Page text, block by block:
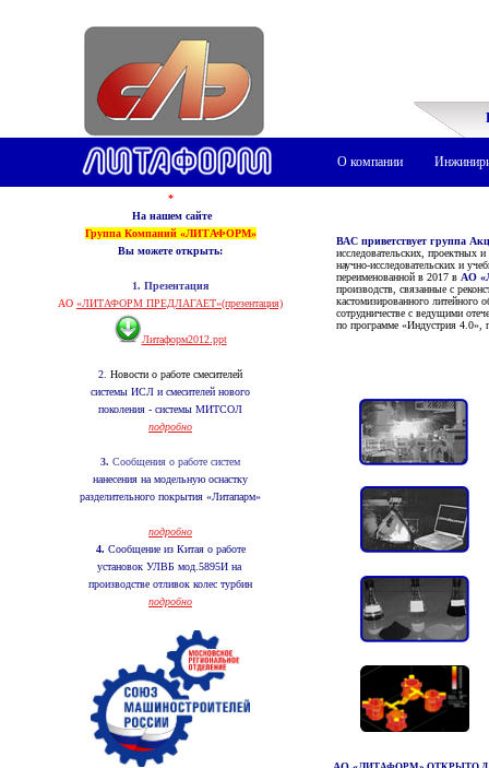
О компании
*
На нашем сайте
Группа Компаний «ЛИТАФОРМ»
Вы можете открыть:
1. Презентация
АО «ЛИТАФОРМ ПРЕДЛАГАЕТ»(презентация)
Литаформ2012.ppt
2. Новости о работе смесителей
системы ИСЛ и смесителей нового
поколения - системы МИТСОЛ
подробно
3. Сообщения о работе систем
нанесения на модельную оснастку
разделительного покрытия «Литапарм»
подробно
4. Сообщение из Китая о работе
установок УЛВБ мод.5895И на
производстве отливок колес турбин
подробно
ВАС приветствует
исследовательских, проектных
научно-исследовательских и
переименованной в 2017 в АО
производств, связанные с
кастомизированного литейного
сотрудничестве с ведущими
по программе «Индустрия 4.0»,